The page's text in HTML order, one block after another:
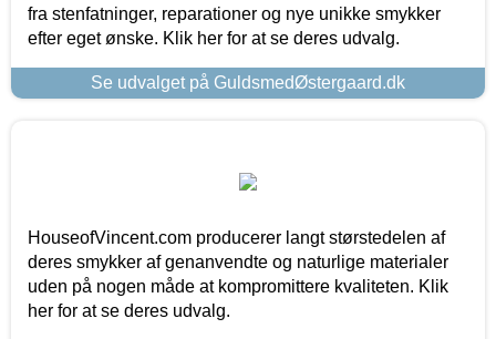
fra stenfatninger, reparationer og nye unikke smykker
efter eget ønske. Klik her for at se deres udvalg.
Se udvalget på GuldsmedØstergaard.dk
HouseofVincent.com producerer langt størstedelen af
deres smykker af genanvendte og naturlige materialer
uden på nogen måde at kompromittere kvaliteten. Klik
her for at se deres udvalg.